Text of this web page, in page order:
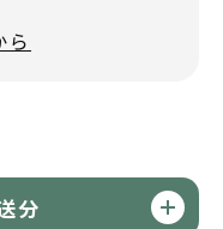
ら
分